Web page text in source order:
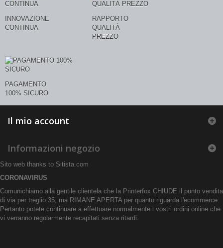
INNOVAZIONE
CONTINUA
RAPPORTO
QUALITÀ
PREZZO
PAGAMENTO
100% SICURO
Il mio account
Informazioni negozio
Sito web thanks to Sitista.com
CORONAVIRUS
Comunichiamo alla gentile clientela che la Printerfox CHIUDE il punto vendita
di via per treglio 35, ma RIMANE APERTA per quanto riguarda l'ecommerce.
Pertanto potete continuare a effettuare normalmente i vostri ordini online che
vi verranno regolarmente recapitati senza ritardi.